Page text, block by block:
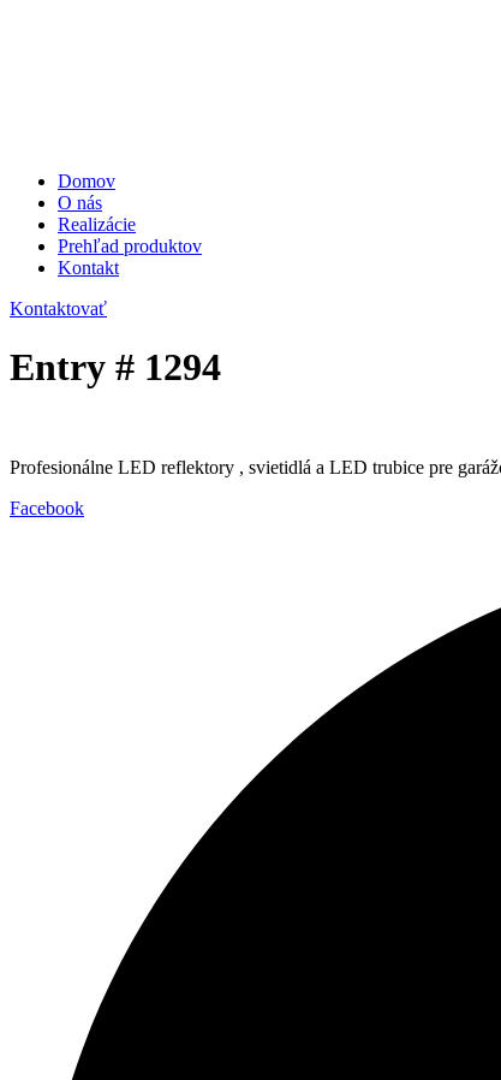
Domov
O nás
Realizácie
Prehľad produktov
Kontakt
Kontaktovať
Entry # 1294
Profesionálne LED reflektory , svietidlá a LED trubice pre
Facebook